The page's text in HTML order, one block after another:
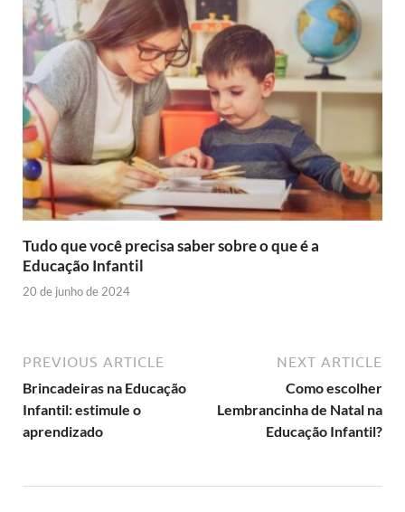
Tudo que você precisa saber sobre o que é a
Educação Infantil
20 de junho de 2024
PREVIOUS ARTICLE
Brincadeiras na Educação
Infantil: estimule o
aprendizado
NEXT ARTICLE
Como escolher
Lembrancinha de Natal na
Educação Infantil?